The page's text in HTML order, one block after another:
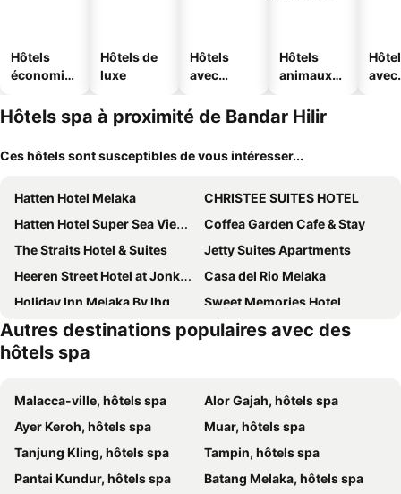
Hôtels
économiq
Hôtels de
luxe
Hôtels
avec
Hôtels
animaux
avec
Hôtels spa à proximité de Bandar Hilir
Ces hôtels sont susceptibles de vous intéresser...
Hatten Hotel Melaka
CHRISTEE SUITES HOTEL
Hatten Hotel Super Sea View 4pax High Floor FREE 1 Carpark & Netflix with 2 TV Room
Coffea Garden Cafe & Stay
The Straits Hotel & Suites
Jetty Suites Apartments
Heeren Street Hotel at Jonker Walk
Casa del Rio Melaka
Holiday Inn Melaka By Ihg
Sweet Memories Hotel
Best One Hotel
Sunsui Hotel Melaka
Hotel Puri Melaka
Hotel Ramada Plaza Melaka
The Grand Bali Hotel
Bayview Hotel Melaka
The Majestic Malacca
The Shore Walking 10 mins To Jonker Streets
The Apple Melaka Luxury Apartments
Hotel Holagarden
Hotel Grand Continental Melaka
Autres destinations populaires avec des
hôtels spa
Malacca-ville, hôtels spa
Alor Gajah, hôtels spa
Ayer Keroh, hôtels spa
Muar, hôtels spa
Tanjung Kling, hôtels spa
Tampin, hôtels spa
Pantai Kundur, hôtels spa
Batang Melaka, hôtels spa